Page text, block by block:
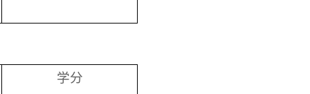
学分